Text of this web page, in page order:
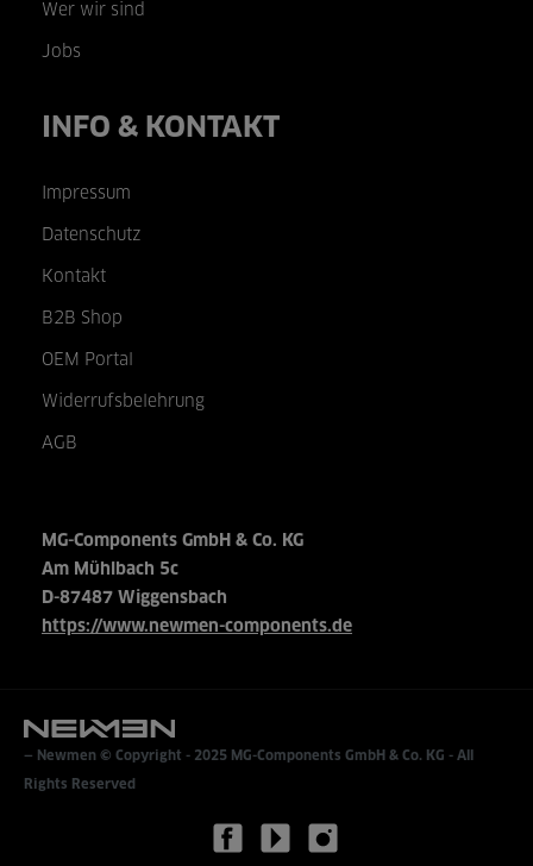
Wer wir sind
Jobs
INFO & KONTAKT
Impressum
Datenschutz
Kontakt
B2B Shop
OEM Portal
Widerrufsbelehrung
AGB
MG-Components GmbH & Co. KG
Am Mühlbach 5c
D-87487 Wiggensbach
https://www.newmen-components.de
Newmen © Copyright - 2025 MG-Components GmbH & Co. KG - All
Rights Reserved